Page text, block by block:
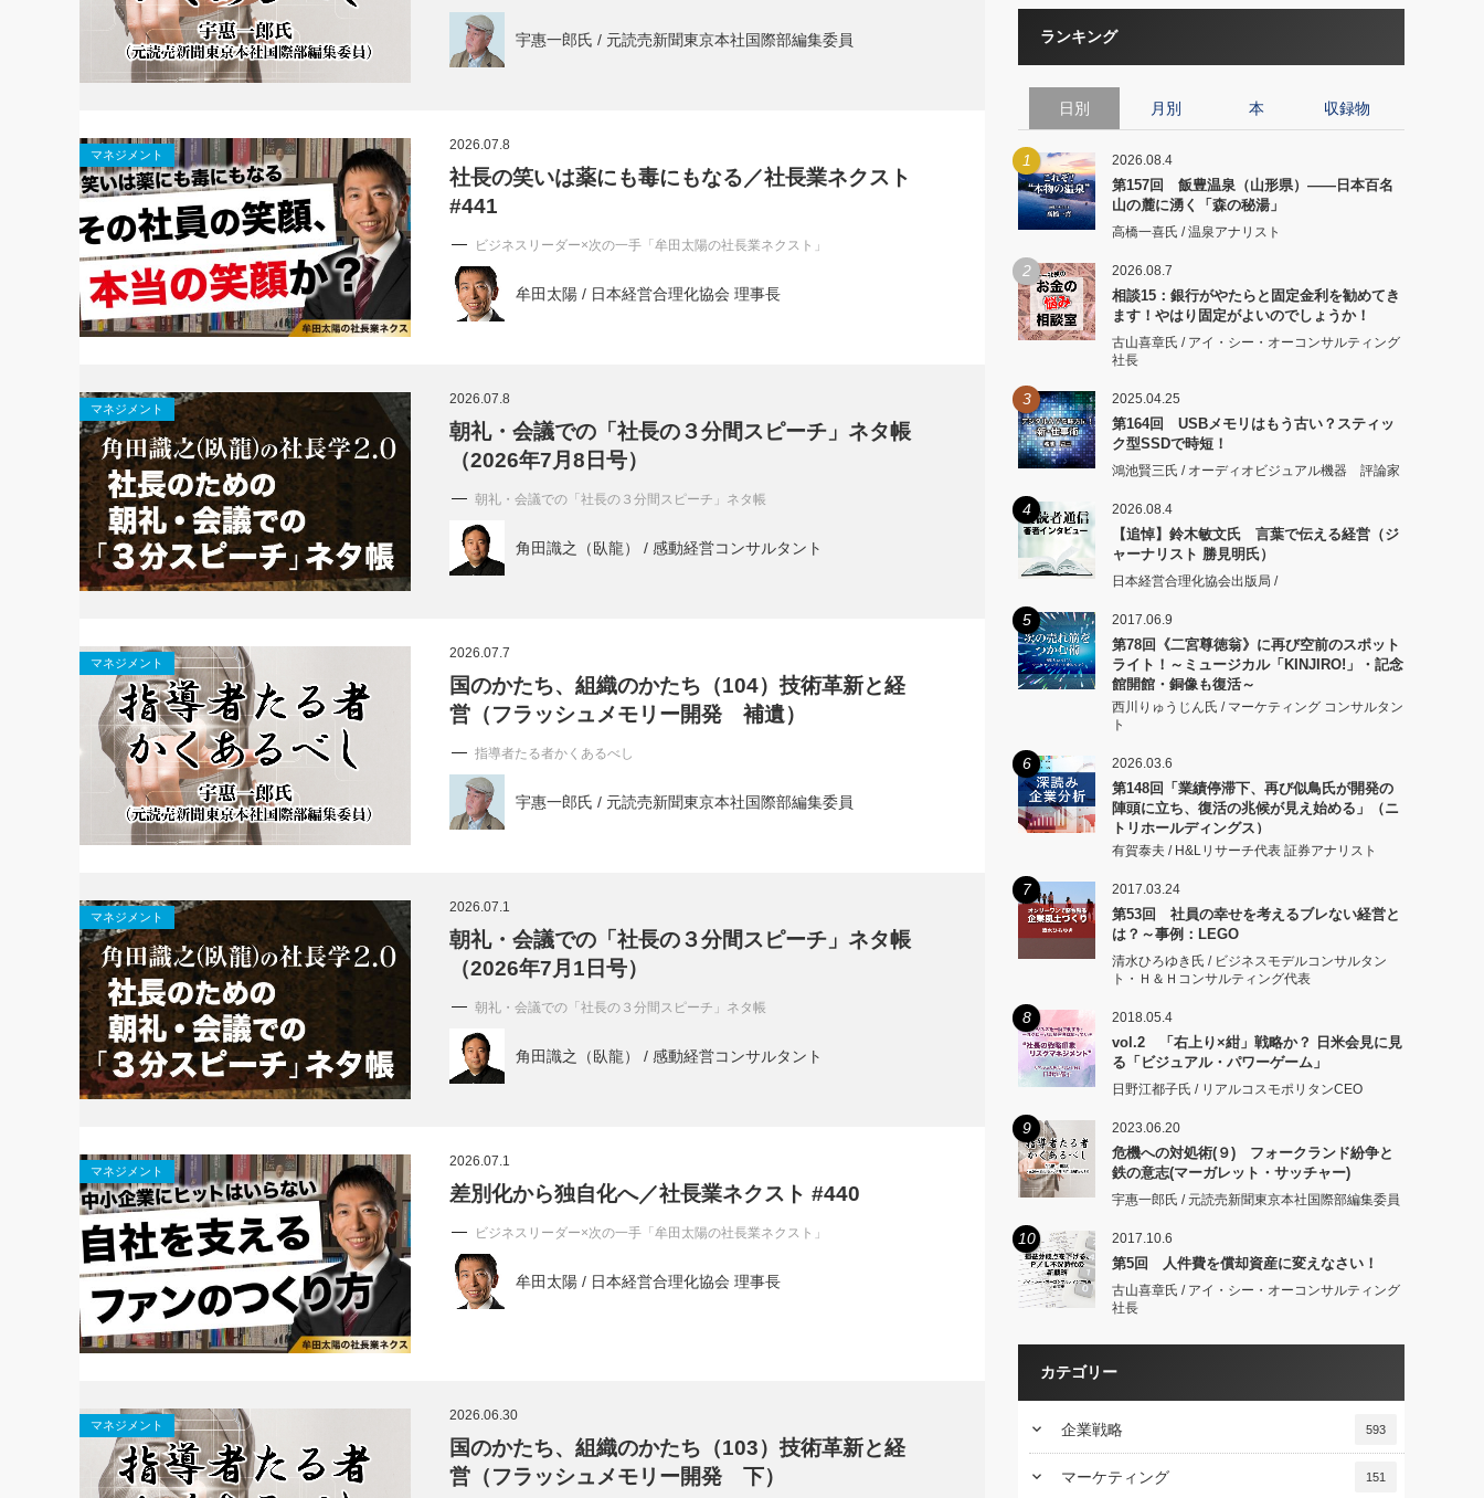
宇惠一郎氏 / 元読売新聞東京本社国際部編集委員
マネジメント
2026.07.8
社長の笑いは薬にも毒にもなる／社長業ネクスト
#441
ビジネスリーダー×次の一手「牟田太陽の社長業ネクスト」
牟田太陽 / 日本経営合理化協会 理事長
マネジメント
2026.07.8
朝礼・会議での「社長の３分間スピーチ」ネタ帳
（2026年7月8日号）
朝礼・会議での「社長の３分間スピーチ」ネタ帳
角田識之（臥龍） / 感動経営コンサルタント
マネジメント
2026.07.7
国のかたち、組織のかたち（104）技術革新と経
営（フラッシュメモリー開発 補遺）
指導者たる者かくあるべし
宇惠一郎氏 / 元読売新聞東京本社国際部編集委員
マネジメント
2026.07.1
朝礼・会議での「社長の３分間スピーチ」ネタ帳
（2026年7月1日号）
朝礼・会議での「社長の３分間スピーチ」ネタ帳
角田識之（臥龍） / 感動経営コンサルタント
マネジメント
2026.07.1
差別化から独自化へ／社長業ネクスト #440
ビジネスリーダー×次の一手「牟田太陽の社長業ネクスト」
牟田太陽 / 日本経営合理化協会 理事長
マネジメント
2026.06.30
国のかたち、組織のかたち（103）技術革新と経
営（フラッシュメモリー開発 下）
ランキング
日別 月別 本 収録物
1 2026.08.4
第157回 飯豊温泉（山形県）――日本百名
山の麓に湧く「森の秘湯」
高橋一喜氏 / 温泉アナリスト
2 2026.08.7
相談15：銀行がやたらと固定金利を勧めてき
ます！やはり固定がよいのでしょうか！
古山喜章氏 / アイ・シー・オーコンサルティング
社長
3 2025.04.25
第164回 USBメモリはもう古い？スティッ
ク型SSDで時短！
鴻池賢三氏 / オーディオビジュアル機器 評論家
4 2026.08.4
【追悼】鈴木敏文氏 言葉で伝える経営（ジ
ャーナリスト 勝見明氏）
日本経営合理化協会出版局 /
5 2017.06.9
第78回《二宮尊徳翁》に再び空前のスポット
ライト！～ミュージカル「KINJIRO!」・記念
館開館・銅像も復活～
西川りゅうじん氏 / マーケティング コンサルタン
ト
6 2026.03.6
第148回「業績停滞下、再び似鳥氏が開発の
陣頭に立ち、復活の兆候が見え始める」（ニ
トリホールディングス）
有賀泰夫 / H&Lリサーチ代表 証券アナリスト
7 2017.03.24
第53回 社員の幸せを考えるブレない経営と
は？～事例：LEGO
清水ひろゆき氏 / ビジネスモデルコンサルタン
ト・Ｈ＆Ｈコンサルティング代表
8 2018.05.4
vol.2 「右上り×紺」戦略か？ 日米会見に見
る「ビジュアル・パワーゲーム」
日野江都子氏 / リアルコスモポリタンCEO
9 2023.06.20
危機への対処術(９) フォークランド紛争と
鉄の意志(マーガレット・サッチャー)
宇惠一郎氏 / 元読売新聞東京本社国際部編集委員
10 2017.10.6
第5回 人件費を償却資産に変えなさい！
古山喜章氏 / アイ・シー・オーコンサルティング
社長
カテゴリー
keyboard_arrow_down 企業戦略 593
keyboard_arrow_down マーケティング 151